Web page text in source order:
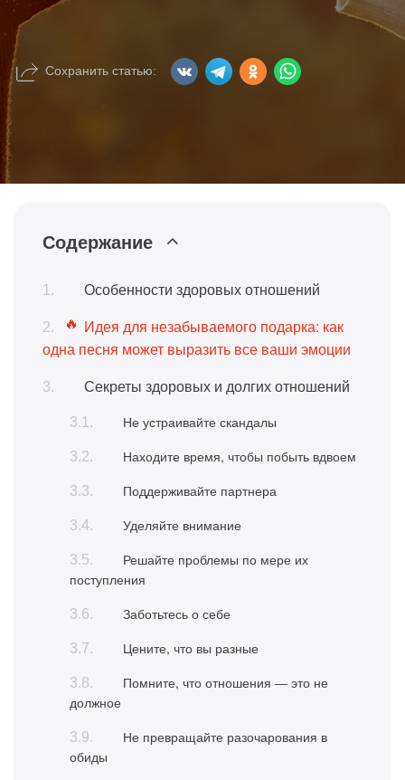
Сохранить статью:
Содержание
Особенности здоровых отношений
Идея для незабываемого подарка: как
одна песня может выразить все ваши эмоции
Секреты здоровых и долгих отношений
Не устраивайте скандалы
Находите время, чтобы побыть вдвоем
Поддерживайте партнера
Уделяйте внимание
Решайте проблемы по мере их
поступления
Заботьтесь о себе
Цените, что вы разные
Помните, что отношения ― это не
должное
Не превращайте разочарования в
обиды